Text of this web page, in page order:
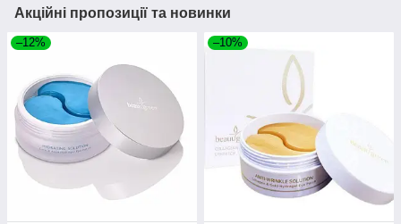
Акційні пропозиції та новинки
–12% –10%